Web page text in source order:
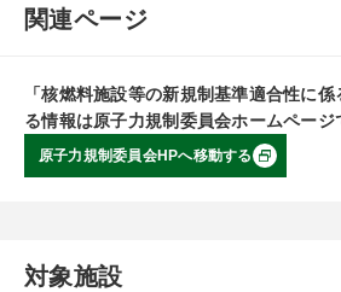
関連ページ
「核燃料施設等の新規制基準適合性に
る情報は原子力規制委員会ホームページ
原子力規制委員会HPへ移動する
対象施設